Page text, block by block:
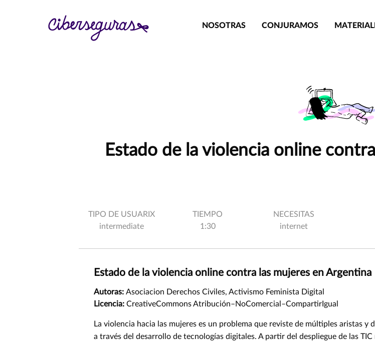
NOSOTRAS CONJURAMOS
Estado de la violencia online
TIPO DE USUARIX
intermediate
TIEMPO
1:30
NECESITAS
internet
Estado de la violencia online contra las mujeres en Argentina
Autoras: Asociacion Derechos Civiles, Activismo Feminista Digital
Licencia: CreativeCommons Atribución–NoComercial–CompartirIgual
La violencia hacia las mujeres es un problema que reviste de múltiples aristas y
a través del desarrollo de tecnologías digitales. A partir del despliegue de las